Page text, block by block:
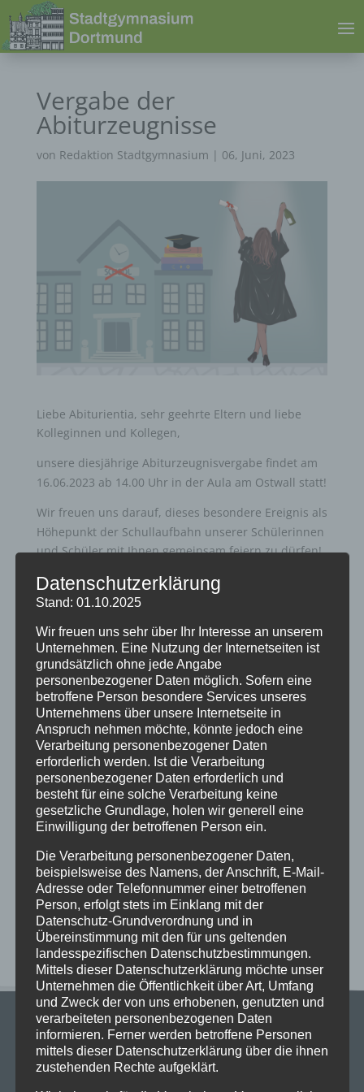
Vergabe der
Abiturzeugnisse
von Redaktion Stadtgymnasium | 06, Juni, 2023
Liebe Abiturientia, sehr geehrte Eltern und liebe
Kolleginnen und Kollegen,
unsere diesjährige Abiturzeugnisvergabe findet am
16.06.2023 ab 14.00 Uhr in der Aula am Ostwall statt!
Wir freuen uns darauf, dieses besondere Ereignis als
Höhepunkt der Schullaufbahn unserer Schülerinnen
und Schüler mit Ihnen gemeinsam feiern zu dürfen!
Mit freundlichen Grüßen
Stefanie Klimasch(Schulleiterin)
Neueste Beiträge
Schöne Sommerferien
Sportfest 2026 im Goystadion
Gruß vom Förderverein
Innenhofparty des Kollegiums – Kunst trifft
Gemeinschaft
Exkursionstag der Einführungsphase (EF/11)
Neueste Kommentare
Datenschutzerklärung
Stand: 01.10.2025
Wir freuen uns sehr über Ihr Interesse an unserem
Unternehmen. Eine Nutzung der Internetseiten ist
grundsätzlich ohne jede Angabe
personenbezogener Daten möglich. Sofern eine
betroffene Person besondere Services unseres
Unternehmens über unsere Internetseite in
Anspruch nehmen möchte, könnte jedoch eine
Verarbeitung personenbezogener Daten
erforderlich werden. Ist die Verarbeitung
personenbezogener Daten erforderlich und
besteht für eine solche Verarbeitung keine
gesetzliche Grundlage, holen wir generell eine
Einwilligung der betroffenen Person ein.
Die Verarbeitung personenbezogener Daten,
beispielsweise des Namens, der Anschrift, E-Mail-
Adresse oder Telefonnummer einer betroffenen
Person, erfolgt stets im Einklang mit der
Datenschutz-Grundverordnung und in
Übereinstimmung mit den für uns geltenden
landesspezifischen Datenschutzbestimmungen.
Mittels dieser Datenschutzerklärung möchte unser
Unternehmen die Öffentlichkeit über Art, Umfang
und Zweck der von uns erhobenen, genutzten und
verarbeiteten personenbezogenen Daten
informieren. Ferner werden betroffene Personen
mittels dieser Datenschutzerklärung über die ihnen
zustehenden Rechte aufgeklärt.